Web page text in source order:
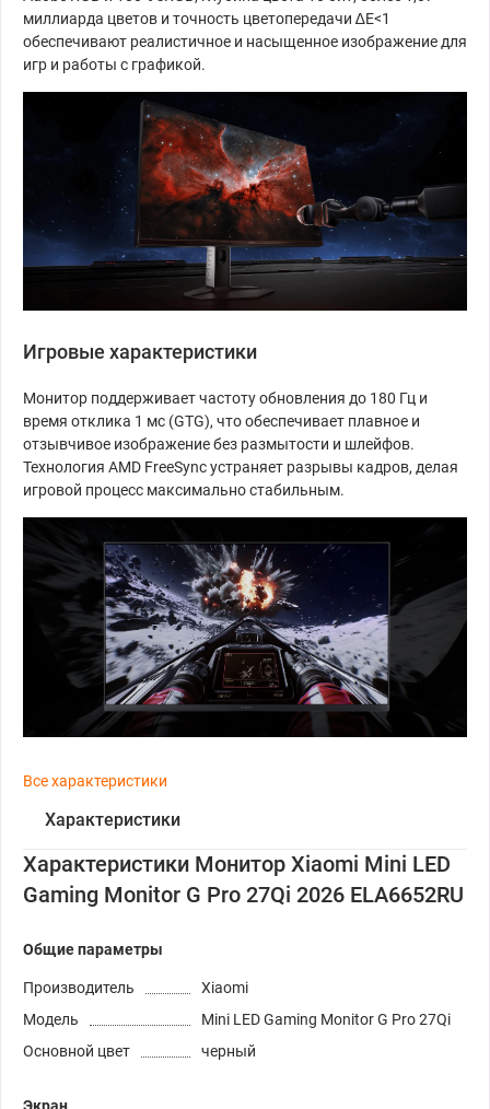
миллиарда цветов и точность цветопередачи ∆E<1
обеспечивают реалистичное и насыщенное изображение для
игр и работы с графикой.
Игровые характеристики
Монитор поддерживает частоту обновления до 180 Гц и
время отклика 1 мс (GTG), что обеспечивает плавное и
отзывчивое изображение без размытости и шлейфов.
Технология AMD FreeSync устраняет разрывы кадров, делая
игровой процесс максимально стабильным.
Все характеристики
Характеристики
Характеристики Монитор Xiaomi Mini LED
Gaming Monitor G Pro 27Qi 2026 ELA6652RU
Общие параметры
Производитель
Xiaomi
Модель
Mini LED Gaming Monitor G Pro 27Qi
Основной цвет
черный
Экран